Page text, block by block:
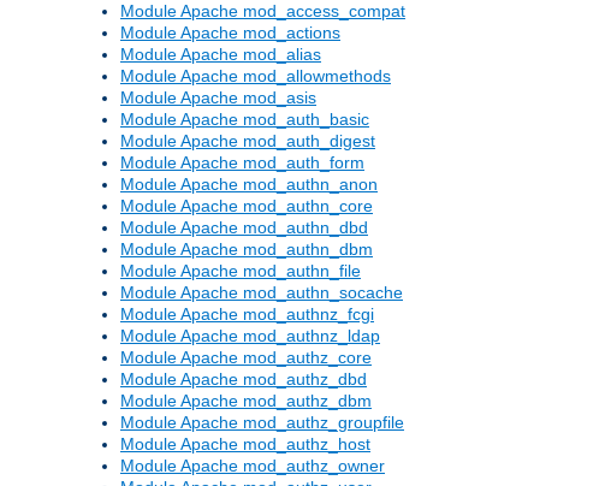
Module Apache mod_access_compat
Module Apache mod_actions
Module Apache mod_alias
Module Apache mod_allowmethods
Module Apache mod_asis
Module Apache mod_auth_basic
Module Apache mod_auth_digest
Module Apache mod_auth_form
Module Apache mod_authn_anon
Module Apache mod_authn_core
Module Apache mod_authn_dbd
Module Apache mod_authn_dbm
Module Apache mod_authn_file
Module Apache mod_authn_socache
Module Apache mod_authnz_fcgi
Module Apache mod_authnz_ldap
Module Apache mod_authz_core
Module Apache mod_authz_dbd
Module Apache mod_authz_dbm
Module Apache mod_authz_groupfile
Module Apache mod_authz_host
Module Apache mod_authz_owner